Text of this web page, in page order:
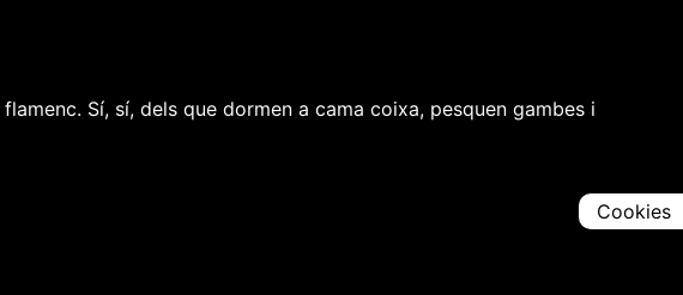
Sí, sí, dels que dormen a cama coixa, pesquen gambes i
Cookies